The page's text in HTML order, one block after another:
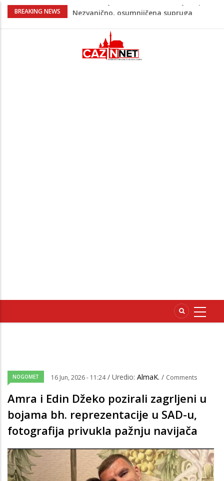
BREAKING NEWS
Na Ahiret preselila Bešić (rođ. Blažević)
Na Ahiret preselio ŠUPUK (Refik) ŠEFIK
Evo koje države su zasad za, a koje
protiv Infantina na izborima: Srbija i
NOGOMET 16 Jun, 2026 - 11:24 / Uredio: AlmaK. / Comments
Amra i Edin Džeko pozirali zagrljeni u
bojama bh. reprezentacije u SAD-u,
fotografija privukla pažnju navijača